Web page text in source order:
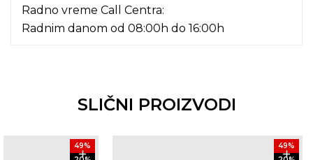
Radno vreme Call Centra:
Radnim danom od 08:00h do 16:00h
SLIČNI PROIZVODI
49%
49%